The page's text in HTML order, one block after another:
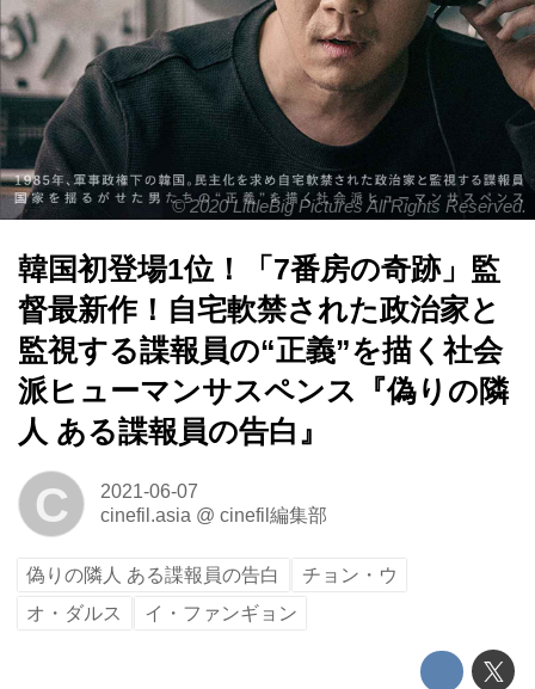
© 2020 LittleBig Pictures All Rights Reserved.
韓国初登場1位！「7番房の奇跡」監
督最新作！自宅軟禁された政治家と
監視する諜報員の“正義”を描く社会
派ヒューマンサスペンス『偽りの隣
人 ある諜報員の告白』
C
2021-06-07
cinefil.asia @ cinefil編集部
偽りの隣人 ある諜報員の告白
チョン・ウ
オ・ダルス
イ・ファンギョン